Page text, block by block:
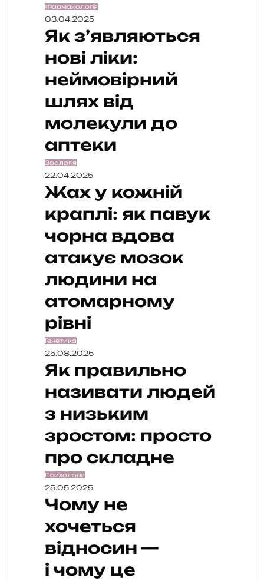
Фармакологія
03.04.2025
Як з’являються
нові ліки:
неймовірний
шлях від
молекули до
аптеки
Зоологія
22.04.2025
Жах у кожній
краплі: як павук
чорна вдова
атакує мозок
людини на
атомарному
рівні
Генетика
25.08.2025
Як правильно
називати людей
з низьким
зростом: просто
про складне
Психологія
25.05.2025
Чому не
хочеться
відносин —
і чому це